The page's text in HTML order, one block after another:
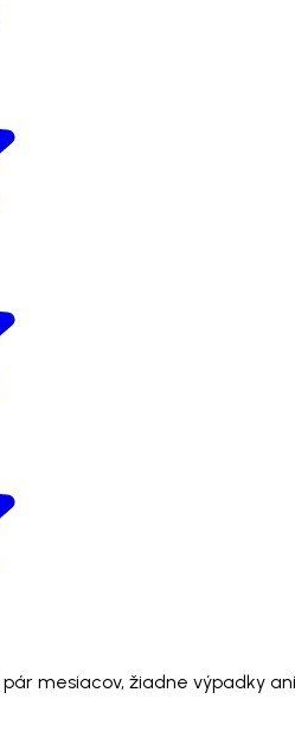
mesiacov, žiadne výpadky